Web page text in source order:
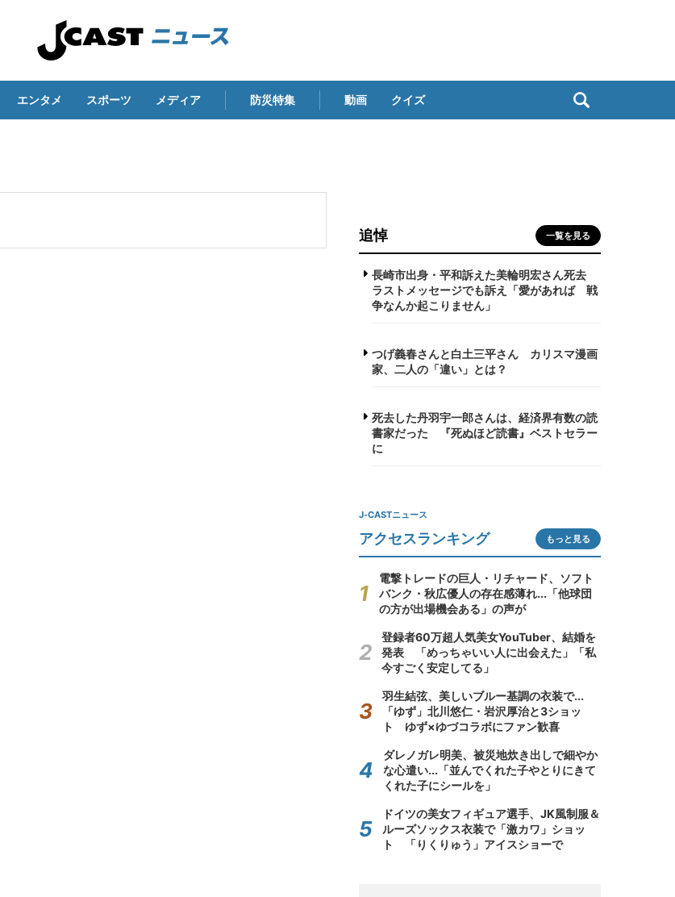
エンタメ スポーツ メディア 防災特集 動画 クイズ
追悼 一覧を見る
長崎市出身・平和訴えた美輪明宏さん死去
ラストメッセージでも訴え「愛があれば 戦
争なんか起こりません」
つげ義春さんと白土三平さん カリスマ漫画
家、二人の「違い」とは？
死去した丹羽宇一郎さんは、経済界有数の読
書家だった 『死ぬほど読書』ベストセラー
に
J-CASTニュース
アクセスランキング もっと見る
電撃トレードの巨人・リチャード、ソフト
バンク・秋広優人の存在感薄れ...「他球団
の方が出場機会ある」の声が
登録者60万超人気美女YouTuber、結婚を
発表 「めっちゃいい人に出会えた」「私
今すごく安定してる」
羽生結弦、美しいブルー基調の衣装で...
「ゆず」北川悠仁・岩沢厚治と3ショッ
ト ゆず×ゆづコラボにファン歓喜
ダレノガレ明美、被災地炊き出しで細やか
な心遣い...「並んでくれた子やとりにきて
くれた子にシールを」
ドイツの美女フィギュア選手、JK風制服＆
ルーズソックス衣装で「激カワ」ショッ
ト 「りくりゅう」アイスショーで